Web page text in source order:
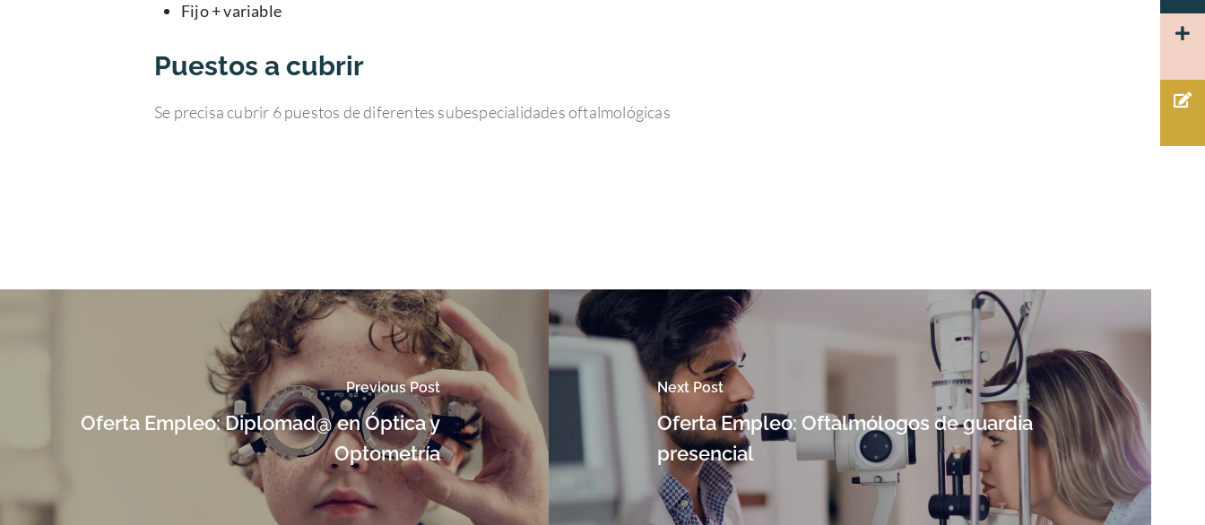
Fijo + variable
Puestos a cubrir
Se precisa cubrir 6 puestos de diferentes subespecialidades oftalmológicas
Previous Post
Oferta Empleo: Diplomad@ en Óptica y
Optometría
Next Post
Oferta Empleo: Oftalmólogos de guardia
presencial